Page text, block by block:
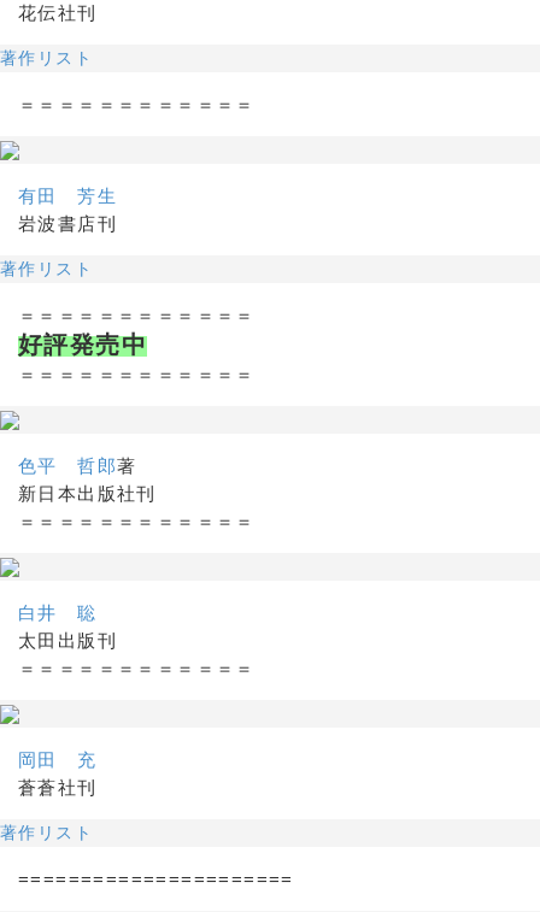
花伝社刊
著作リスト
＝＝＝＝＝＝＝＝＝＝＝＝
有田 芳生
岩波書店刊
著作リスト
＝＝＝＝＝＝＝＝＝＝＝＝
好評発売中
＝＝＝＝＝＝＝＝＝＝＝＝
色平 哲郎著
新日本出版社刊
＝＝＝＝＝＝＝＝＝＝＝＝
白井 聡
太田出版刊
＝＝＝＝＝＝＝＝＝＝＝＝
岡田 充
蒼蒼社刊
著作リスト
======================